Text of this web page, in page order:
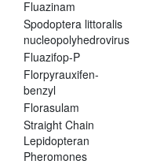
Fluazinam
Spodoptera littoralis
nucleopolyhedrovirus
Fluazifop-P
Florpyrauxifen-
benzyl
Florasulam
Straight Chain
Lepidopteran
Pheromones